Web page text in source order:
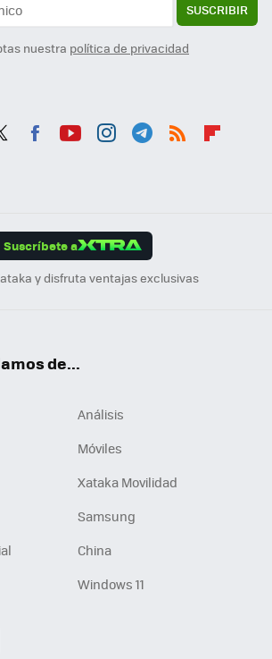
SUSCRIBIR
nuestra política de privacidad
Suscríbete a
y disfruta ventajas exclusivas
de...
Análisis
Móviles
Xataka Movilidad
Samsung
China
Windows 11